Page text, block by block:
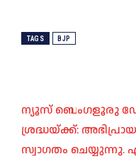
TAGS BJP
ന്യൂസ് ബെംഗളൂരു
ശ്രദ്ധയ്ക്ക്:
സ്വാഗതം ചെയ്യുന്നു.